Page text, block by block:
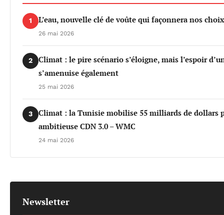
1 L’eau, nouvelle clé de voûte qui façonnera nos
26 mai 2026
2
Climat : le pire scénario s’éloigne, mais l’espoir
s’amenuise également
25 mai 2026
3
Climat : la Tunisie mobilise 55 milliards de dollars
ambitieuse CDN 3.0 – WMC
24 mai 2026
Newsletter